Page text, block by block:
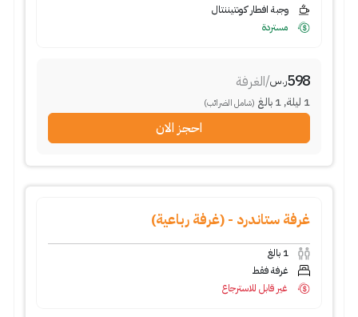
وجبة افطار كونتيننتال
مستردة
598ر.س/الغرفة
1 ليلة,
1 بالغ (شامل الضرائب)
احجز الان
غرفة ستاندرد - (غرفة رباعية)
1 بالغ
غرفة فقط
غير قابل للاسترجاع